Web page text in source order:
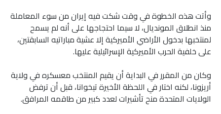
وأتت هذه الخطوة في وقت شكت فيه إيران من سوء المعاملة
منذ انطلاق المونديال، لا سيما احتجاجها على أنه لم يسمح
لمنتخبها بدخول الأراضي الأميركية إلا عشية مباراتيه السابقتين،
على خلفية الحرب الأميركية الإسرائيلية عليها.
وكان من المقرر في البداية أن يقيم المنتخب معسكره في ولاية
أريزونا، لكنه اختار في اللحظة الأخيرة تيخوانا، قبل أن ترفض
الولايات المتحدة منح تأشيرات لعدد كبير من طاقمه المرافق.